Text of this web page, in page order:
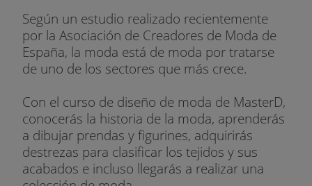
Según un estudio realizado recientemente
por la Asociación de Creadores de Moda de
España, la moda está de moda por tratarse
de uno de los sectores que más crece.
Con el curso de diseño de moda de MasterD,
conocerás la historia de la moda, aprenderás
a dibujar prendas y figurines, adquirirás
destrezas para clasificar los tejidos y sus
acabados e incluso llegarás a realizar una